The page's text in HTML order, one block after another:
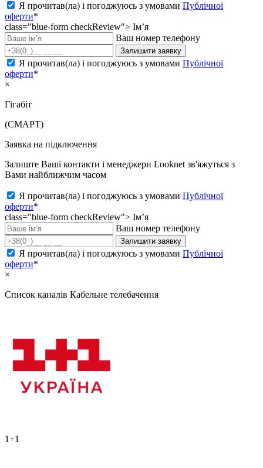
Я прочитав(ла) і погоджуюсь з умовами Публічної
оферти*
class="blue-form checkReview"> Ім’я
Ваш номер телефону
Залишити заявку
Я прочитав(ла) і погоджуюсь з умовами Публічної
оферти*
×
Гігабіт
(СМАРТ)
Заявка на підключення
Залиште Ваші контакти і менеджери Looknet зв'яжуться з
Вами найближчим часом
Я прочитав(ла) і погоджуюсь з умовами Публічної
оферти*
class="blue-form checkReview"> Ім’я
Ваш номер телефону
Залишити заявку
Я прочитав(ла) і погоджуюсь з умовами Публічної
оферти*
×
Список каналів Кабельне телебачення
1+1